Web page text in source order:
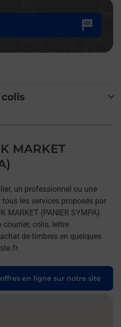
MARKET
un professionnel ou une
les services proposés par
MARKET (PANIER SYMPA).
courrier, colis, lettre
de timbres en quelques
en ligne sur notre site